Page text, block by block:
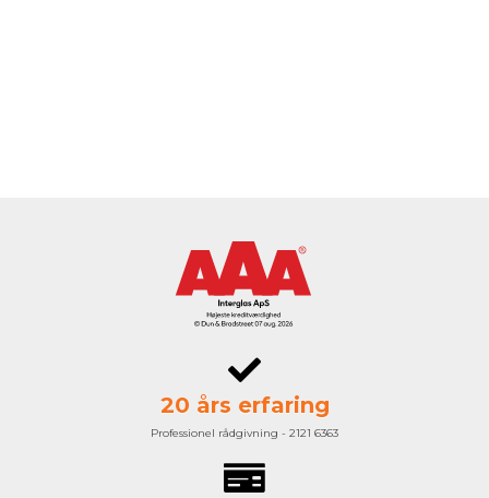
20 års erfaring
Professionel rådgivning - 2121 6363